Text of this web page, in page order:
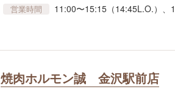
営業時間 11:00〜15:15（14:45L.O.）、
焼肉ホルモン誠 金沢駅前店